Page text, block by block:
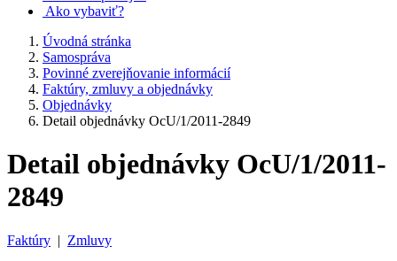
Ako vybaviť?
Úvodná stránka
Samospráva
Povinné zverejňovanie informácií
Faktúry, zmluvy a objednávky
Objednávky
Detail objednávky OcU/1/2011-2849
Detail objednávky OcU/1/2011-
2849
Faktúry | Zmluvy